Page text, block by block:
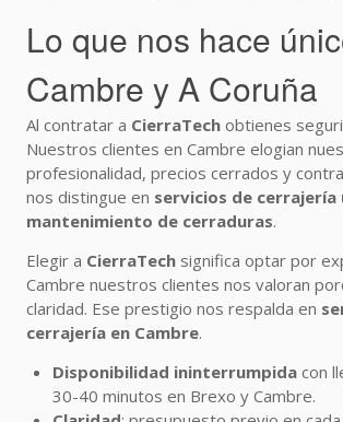
Lo que nos hace
Cambre y A Coruña
Al contratar a CierraTech obtienes
Nuestros clientes en Cambre elogian
profesionalidad, precios cerrados y
nos distingue en servicios de
mantenimiento de cerraduras.
Elegir a CierraTech significa optar por
Cambre nuestros clientes nos valoran
claridad. Ese prestigio nos respalda en
cerrajería en Cambre.
Disponibilidad ininterrumpida con
30-40 minutos en Brexo y Cambre.